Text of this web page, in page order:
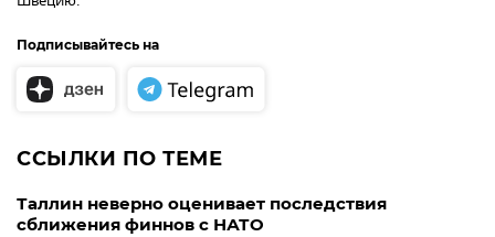
Подписывайтесь на
ССЫЛКИ ПО ТЕМЕ
Таллин неверно оценивает последствия
сближения финнов с НАТО